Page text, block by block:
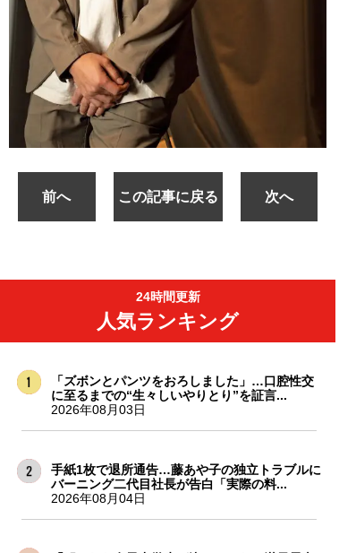
前へ この記事に戻る 次へ
24時間更新
人気ランキング
「ズボンとパンツをおろしました」…口腔性交
に至るまでの“生々しいやりとり”を証言...
2026年08月03日
手紙1枚で退所通告…藤あや子の独立トラブルに
バーニング二代目社長が告白「実際の料...
2026年08月04日